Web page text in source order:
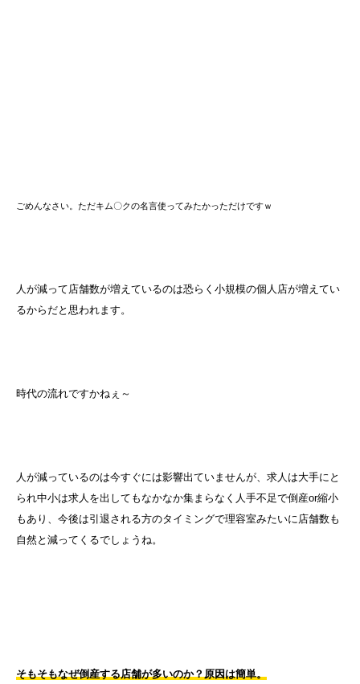
ごめんなさい。ただキム〇クの名言使ってみたかっただけですｗ
人が減って店舗数が増えているのは恐らく小規模の個人店が増えてい
るからだと思われます。
時代の流れですかねぇ～
人が減っているのは今すぐには影響出ていませんが、求人は大手にと
られ中小は求人を出してもなかなか集まらなく人手不足で倒産or縮小
もあり、今後は引退される方のタイミングで理容室みたいに店舗数も
自然と減ってくるでしょうね。
そもそもなぜ倒産する店舗が多いのか？原因は簡単。